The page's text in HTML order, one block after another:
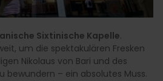
Sixtinische Kapelle.
um die spektakulären Fresken
Nikolaus von Bari und des
bewundern – ein absolutes Muss.